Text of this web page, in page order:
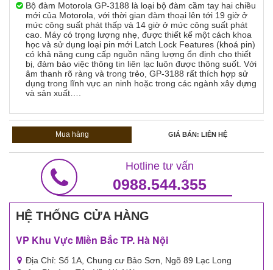
Bộ đàm Motorola GP-3188 là loại bộ đàm cầm tay hai chiều
mới của Motorola, với thời gian đàm thoại lên tới 19 giờ ở
mức công suất phát thấp và 14 giờ ở mức công suất phát
cao. Máy có trọng lượng nhẹ, được thiết kế một cách khoa
học và sử dụng loại pin mới Latch Lock Features (khoá pin)
có khả năng cung cấp nguồn năng lượng ổn định cho thiết
bị, đảm bảo việc thông tin liên lạc luôn được thông suốt. Với
âm thanh rõ ràng và trong trẻo, GP-3188 rất thích hợp sử
dụng trong lĩnh vực an ninh hoặc trong các ngành xây dựng
và sản xuất….
Mua hàng GIÁ BÁN: LIÊN HỆ
Hotline tư vấn
0988.544.355
HỆ THỐNG CỬA HÀNG
VP Khu Vực Miền Bắc TP. Hà Nội
Địa Chỉ: Số 1A, Chung cư Bảo Sơn, Ngõ 89 Lạc Long